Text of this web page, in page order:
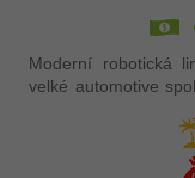
Moderní robotická
velké automotive